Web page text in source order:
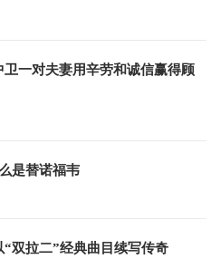
一对夫妻用辛劳和诚信赢得顾
是替诺福韦
双拉二”经典曲目续写传奇